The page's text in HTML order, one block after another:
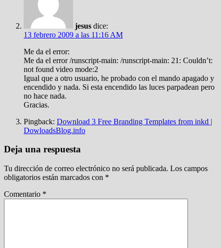
jesus dice:
13 febrero 2009 a las 11:16 AM
Me da el error:
Me da el error /runscript-main: /runscript-main: 21: Couldn’t:
not found video mode:2
Igual que a otro usuario, he probado con el mando apagado y
encendido y nada. Si esta encendido las luces parpadean pero
no hace nada.
Gracias.
Pingback: Download 3 Free Branding Templates from inkd |
DowloadsBlog.info
Deja una respuesta
Tu dirección de correo electrónico no será publicada. Los campos
obligatorios están marcados con *
Comentario *